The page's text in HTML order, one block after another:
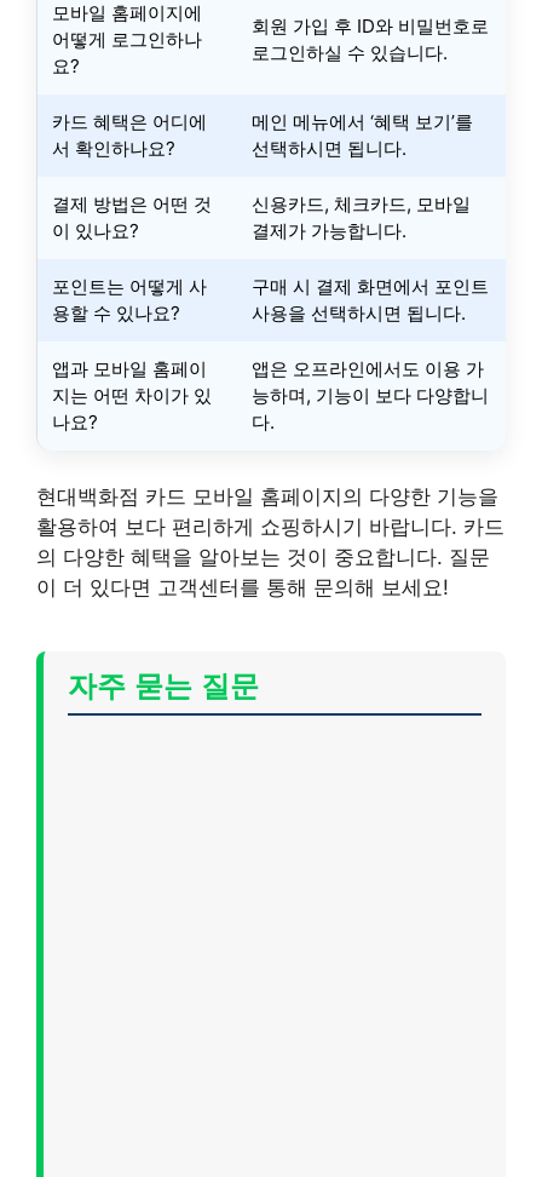
모바일 홈페이지에
어떻게 로그인하나
요?
회원 가입 후 ID와 비밀번호로
로그인하실 수 있습니다.
카드 혜택은 어디에
서 확인하나요?
메인 메뉴에서 ‘혜택 보기’를
선택하시면 됩니다.
결제 방법은 어떤 것
이 있나요?
신용카드, 체크카드, 모바일
결제가 가능합니다.
포인트는 어떻게 사
용할 수 있나요?
구매 시 결제 화면에서 포인트
사용을 선택하시면 됩니다.
앱과 모바일 홈페이
지는 어떤 차이가 있
나요?
앱은 오프라인에서도 이용 가
능하며, 기능이 보다 다양합니
다.
현대백화점 카드 모바일 홈페이지의 다양한 기능을
활용하여 보다 편리하게 쇼핑하시기 바랍니다. 카드
의 다양한 혜택을 알아보는 것이 중요합니다. 질문
이 더 있다면 고객센터를 통해 문의해 보세요!
자주 묻는 질문